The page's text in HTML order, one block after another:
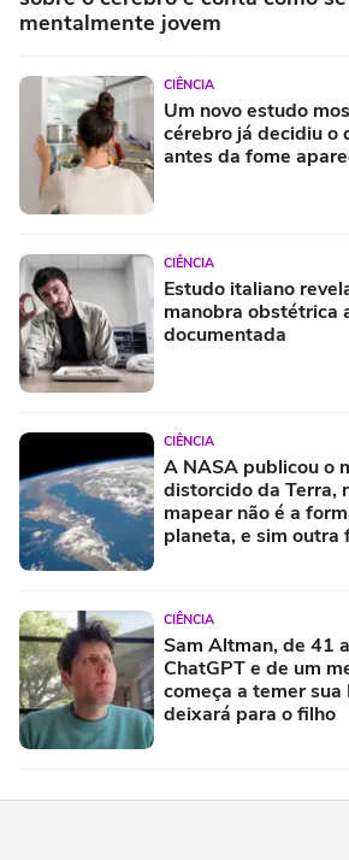
mentalmente jovem
CIÊNCIA
Um novo estudo
cérebro já decidiu o
antes da fome
CIÊNCIA
Estudo italiano
manobra obstétrica
documentada
CIÊNCIA
A NASA publicou o
distorcido da Terra,
mapear não é a
planeta, e sim outra
CIÊNCIA
Sam Altman, de 41
ChatGPT e de um
começa a temer
deixará para o filho